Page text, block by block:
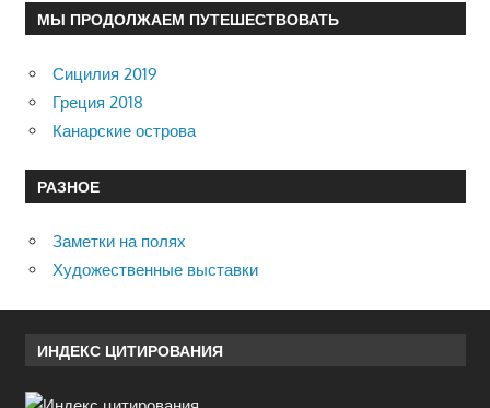
МЫ ПРОДОЛЖАЕМ ПУТЕШЕСТВОВАТЬ
Сицилия 2019
Греция 2018
Канарские острова
РАЗНОЕ
Заметки на полях
Художественные выставки
ИНДЕКС ЦИТИРОВАНИЯ